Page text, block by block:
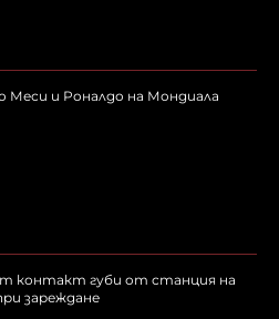
Меси и Роналдо на Мондиала
контакт губи от станция на
зареждане